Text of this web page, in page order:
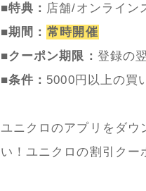
■特典： 店舗/オンライン
■期間： 常時開催
■クーポン期限： 登録の
■条件： 5000円以上の買
ユニクロのアプリをダウ
い！ユニクロの割引クー